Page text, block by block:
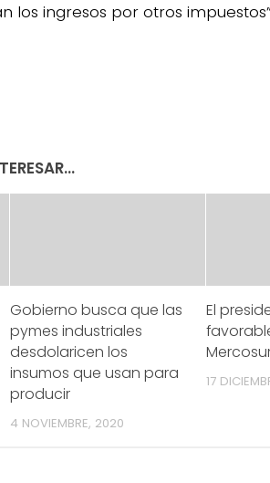
los ingresos por otros
Gobierno busca que las
pymes industriales
desdolaricen los
insumos que usan para
producir
4 NOVIEMBRE, 2020
El
17